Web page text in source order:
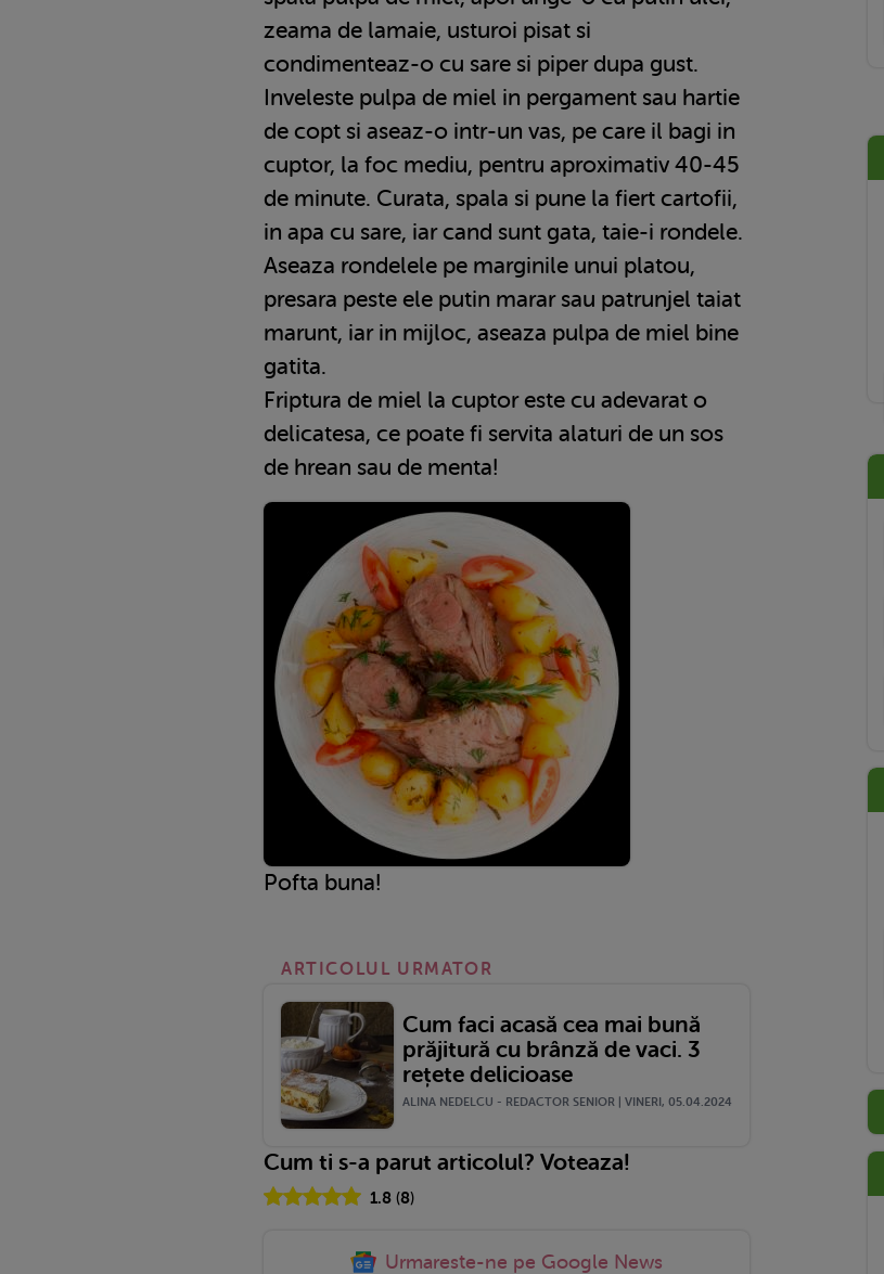
zeama de lamaie, usturoi pisat si
condimenteaz-o cu sare si piper dupa gust.
Inveleste pulpa de miel in pergament sau hartie
de copt si aseaz-o intr-un vas, pe care il bagi in
cuptor, la foc mediu, pentru aproximativ 40-45
de minute. Curata, spala si pune la fiert cartofii,
in apa cu sare, iar cand sunt gata, taie-i rondele.
Aseaza rondelele pe marginile unui platou,
presara peste ele putin marar sau patrunjel taiat
marunt, iar in mijloc, aseaza pulpa de miel bine
gatita.
Friptura de miel la cuptor este cu adevarat o
delicatesa, ce poate fi servita alaturi de un sos
de hrean sau de menta!
Pofta buna!
ARTICOLUL URMATOR
Cum faci acasă cea mai bună
prăjitură cu brânză de vaci. 3
rețete delicioase
ALINA NEDELCU - REDACTOR SENIOR | VINERI, 05.04.2024
Cum ti s-a parut articolul? Voteaza!
1.8(8)
Urmareste-ne pe Google News